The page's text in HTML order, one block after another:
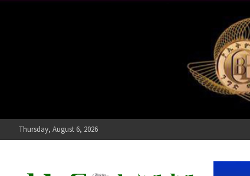
Thursday, August 6, 2026